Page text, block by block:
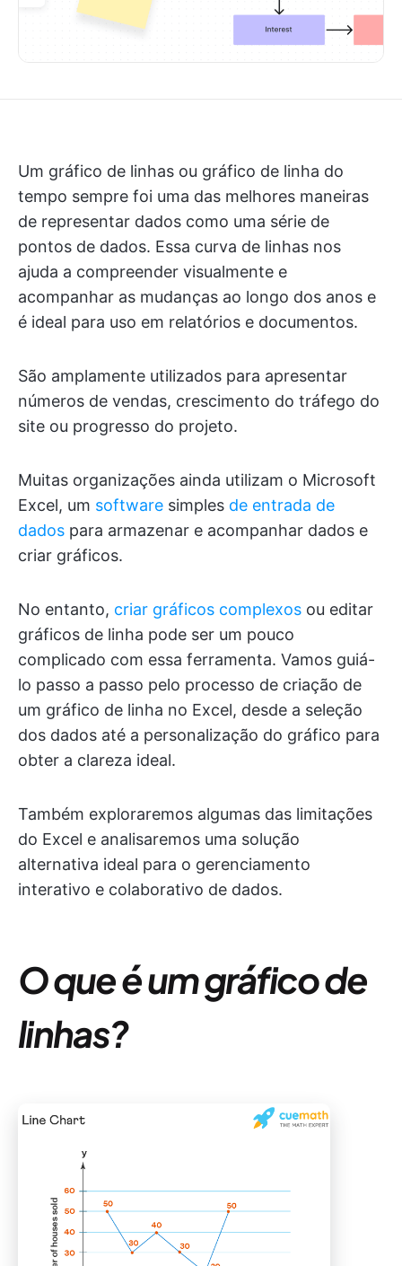
Um gráfico de linhas ou gráfico de linha do
tempo sempre foi uma das melhores maneiras
de representar dados como uma série de
pontos de dados. Essa curva de linhas nos
ajuda a compreender visualmente e
acompanhar as mudanças ao longo dos anos e
é ideal para uso em relatórios e documentos.
São amplamente utilizados para apresentar
números de vendas, crescimento do tráfego do
site ou progresso do projeto.
Muitas organizações ainda utilizam o Microsoft
Excel, um software simples de entrada de
dados para armazenar e acompanhar dados e
criar gráficos.
No entanto, criar gráficos complexos ou editar
gráficos de linha pode ser um pouco
complicado com essa ferramenta. Vamos guiá-
lo passo a passo pelo processo de criação de
um gráfico de linha no Excel, desde a seleção
dos dados até a personalização do gráfico para
obter a clareza ideal.
Também exploraremos algumas das limitações
do Excel e analisaremos uma solução
alternativa ideal para o gerenciamento
interativo e colaborativo de dados.
O que é um gráfico de
linhas?